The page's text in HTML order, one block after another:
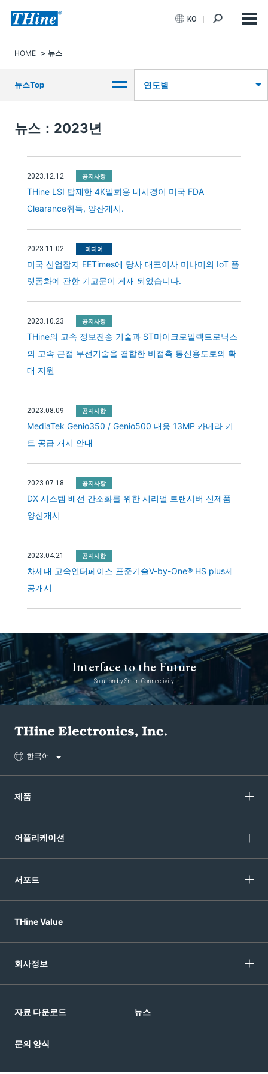
KO
HOME 뉴스
뉴스Top 연도별
뉴스：2023년
2023.12.12 공지사항
THine LSI 탑재한 4K일회용 내시경이 미국 FDA
Clearance취득, 양산개시.
2023.11.02 미디어
미국 산업잡지 EETimes에 당사 대표이사 미나미의 IoT 플
랫폼화에 관한 기고문이 게재 되었습니다.
2023.10.23 공지사항
THine의 고속 정보전송 기술과 ST마이크로일렉트로닉스
의 고속 근접 무선기술을 결합한 비접촉 통신용도로의 확
대 지원
2023.08.09 공지사항
MediaTek Genio350 / Genio500 대응 13MP 카메라 키
트 공급 개시 안내
2023.07.18 공지사항
DX 시스템 배선 간소화를 위한 시리얼 트랜시버 신제품
양산개시
2023.04.21 공지사항
차세대 고속인터페이스 표준기술V-by-One® HS plus제
공개시
Interface to the Future
- Solution by Smart Connectivity -
한국어
제품
어플리케이션
서포트
THine Value
회사정보
자료 다운로드 뉴스
문의 양식